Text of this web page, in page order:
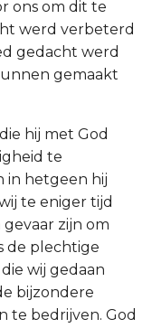
ons om dit te
werd verbeterd
gedacht werd
gemaakt
hij met God
te
in hetgeen hij
te eniger tijd
zijn om
de plechtige
wij gedaan
bijzondere
te bedrijven. God